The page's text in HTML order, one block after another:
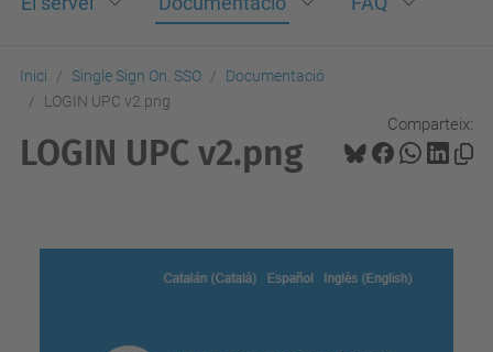
Inici Single Sign On. SSO
Documentació
LOGIN UPC v2.png
Comparteix:
LOGIN UPC v2.png